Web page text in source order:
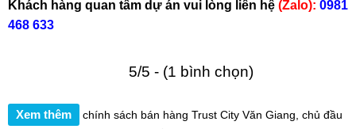
Khách hàng quan tâm dự án vui lòng liên hệ (Zalo): 0981
468 633
5/5 - (1 bình chọn)
Xem thêm chính sách bán hàng Trust City Văn Giang, chủ đầu